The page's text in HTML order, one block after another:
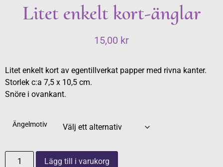
Litet enkelt kort-änglar
15,00 kr
Litet enkelt kort av egentillverkat papper med rivna kanter.
Storlek c:a 7,5 x 10,5 cm.
Snöre i ovankant.
Ängelmotiv
Lägg till i varukorg